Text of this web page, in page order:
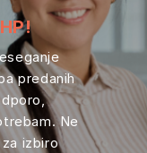
predanih
Ne
izbiro